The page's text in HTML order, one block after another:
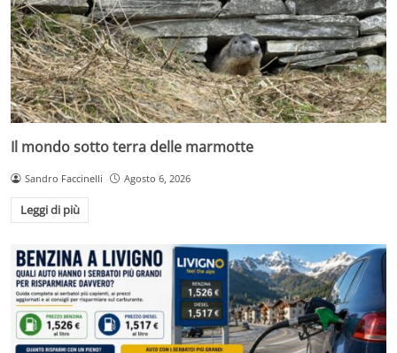
Il mondo sotto terra delle marmotte
Sandro Faccinelli Agosto 6, 2026
Leggi di più